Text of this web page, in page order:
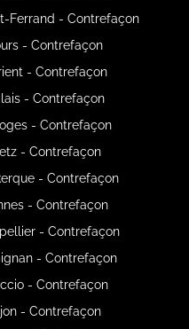
Ferrand - Contrefaçon
- Contrefaçon
- Contrefaçon
- Contrefaçon
- Contrefaçon
- Contrefaçon
- Contrefaçon
- Contrefaçon
- Contrefaçon
- Contrefaçon
- Contrefaçon
- Contrefaçon